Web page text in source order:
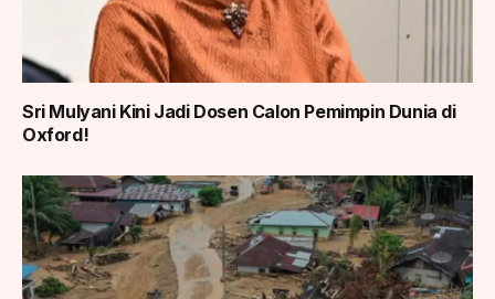
Sri Mulyani Kini Jadi Dosen Calon Pemimpin Dunia di
Oxford!